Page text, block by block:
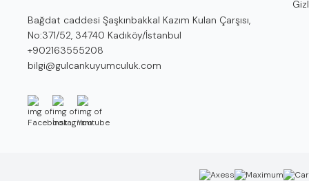
Adres
Bağdat caddesi Şaşkınbakkal Kazım Kulan Çarşısı,
No:371/52, 34740 Kadıköy/İstanbul
Telefon
+902163555208
E-Posta
bilgi@gulcankuyumculuk.com
FacebookİnstagramYoutube